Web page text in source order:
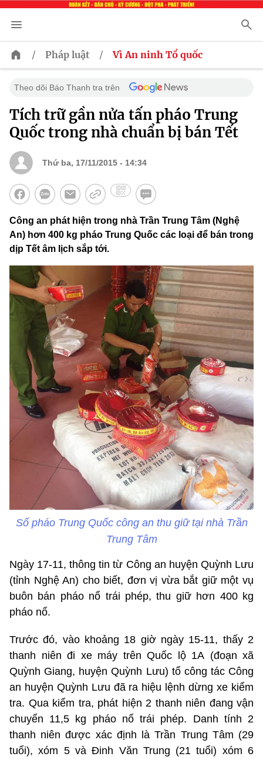
/ Pháp luật / Vì An ninh Tổ quốc
Theo dõi Báo Thanh tra trên
Tích trữ gần nửa tấn pháo Trung
Quốc trong nhà chuẩn bị bán Tết
Thứ ba, 17/11/2015 - 14:34
Công an phát hiện trong nhà Trần Trung Tâm (Nghệ
An) hơn 400 kg pháo Trung Quốc các loại để bán trong
dịp Tết âm lịch sắp tới.
Số pháo Trung Quốc công an thu giữ tại nhà Trần
Trung Tâm
Ngày 17-11, thông tin từ Công an huyện Quỳnh Lưu
(tỉnh Nghệ An) cho biết, đơn vị vừa bắt giữ một vụ
buôn bán pháo nổ trái phép, thu giữ hơn 400 kg
pháo nổ.
Trước đó, vào khoảng 18 giờ ngày 15-11, thấy 2
thanh niên đi xe máy trên Quốc lộ 1A (đoạn xã
Quỳnh Giang, huyện Quỳnh Lưu) tổ công tác Công
an huyện Quỳnh Lưu đã ra hiệu lệnh dừng xe kiểm
tra. Qua kiểm tra, phát hiện 2 thanh niên đang vận
chuyển 11,5 kg pháo nổ trái phép. Danh tính 2
thanh niên được xác định là Trần Trung Tâm (29
tuổi), xóm 5 và Đinh Văn Trung (21 tuổi) xóm 6